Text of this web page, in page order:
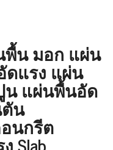
พื้น มอก แผ่น
แรง แผ่น
แผ่นพื้นอัด
น
นกรีต